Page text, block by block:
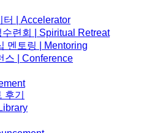
터​ | Accelerator
련회 | Spiritual Retreat
멘토링 | Mentoring
스 | Conference
기